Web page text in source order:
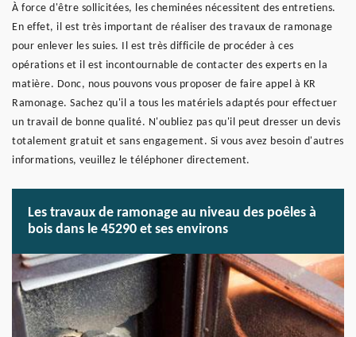
À force d'être sollicitées, les cheminées nécessitent des entretiens.
En effet, il est très important de réaliser des travaux de ramonage
pour enlever les suies. Il est très difficile de procéder à ces
opérations et il est incontournable de contacter des experts en la
matière. Donc, nous pouvons vous proposer de faire appel à KR
Ramonage. Sachez qu'il a tous les matériels adaptés pour effectuer
un travail de bonne qualité. N'oubliez pas qu'il peut dresser un devis
totalement gratuit et sans engagement. Si vous avez besoin d'autres
informations, veuillez le téléphoner directement.
Les travaux de ramonage au niveau des poêles à
bois dans le 45290 et ses environs